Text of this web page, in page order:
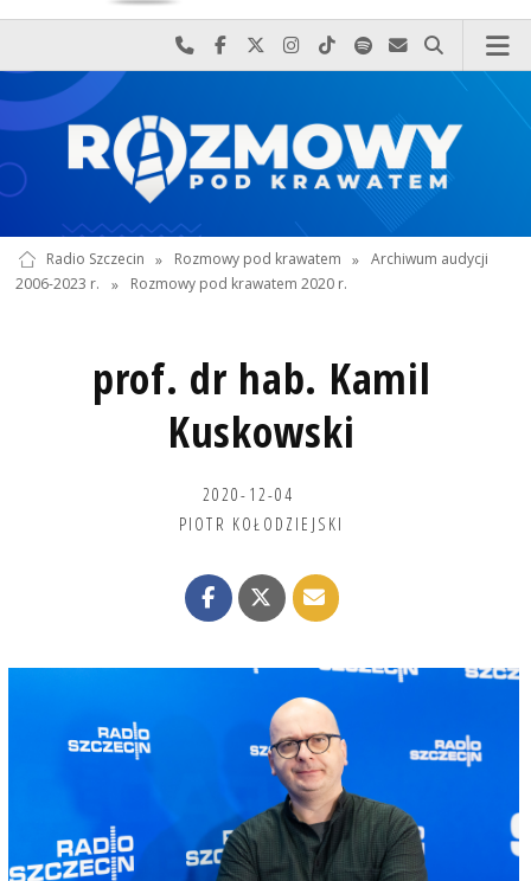
Najlepiej po prostu do nas zadzwoń
Odwiedź nas na Facebook-u
Odwiedź nas na X
Odwiedź nas na Instagram-ie
Odwiedź nas na TikTok-u
Szukaj nas na Spotify
Wyślij do nas
Szukaj
Radio Szczecin » Rozmowy pod krawatem » Archiwum audycji
2006-2023 r.
» Rozmowy pod krawatem 2020 r.
prof. dr hab. Kamil
Kuskowski
2020-12-04
PIOTR KOŁODZIEJSKI